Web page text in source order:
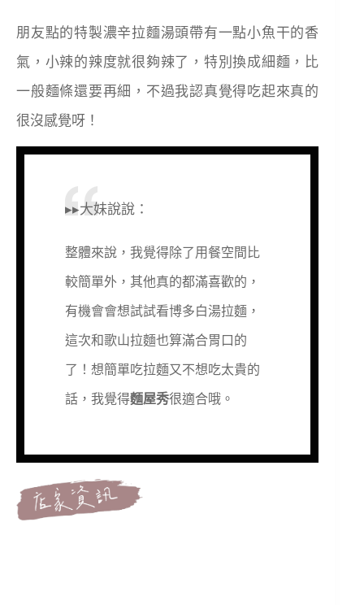
朋友點的特製濃辛拉麵湯頭帶有一點小魚干的香
氣，小辣的辣度就很夠辣了，特別換成細麵，比
一般麵條還要再細，不過我認真覺得吃起來真的
很沒感覺呀！
▸▸大妹說說：
整體來說，我覺得除了用餐空間比
較簡單外，其他真的都滿喜歡的，
有機會會想試試看博多白湯拉麵，
這次和歌山拉麵也算滿合胃口的
了！想簡單吃拉麵又不想吃太貴的
話，我覺得麵屋秀很適合哦。